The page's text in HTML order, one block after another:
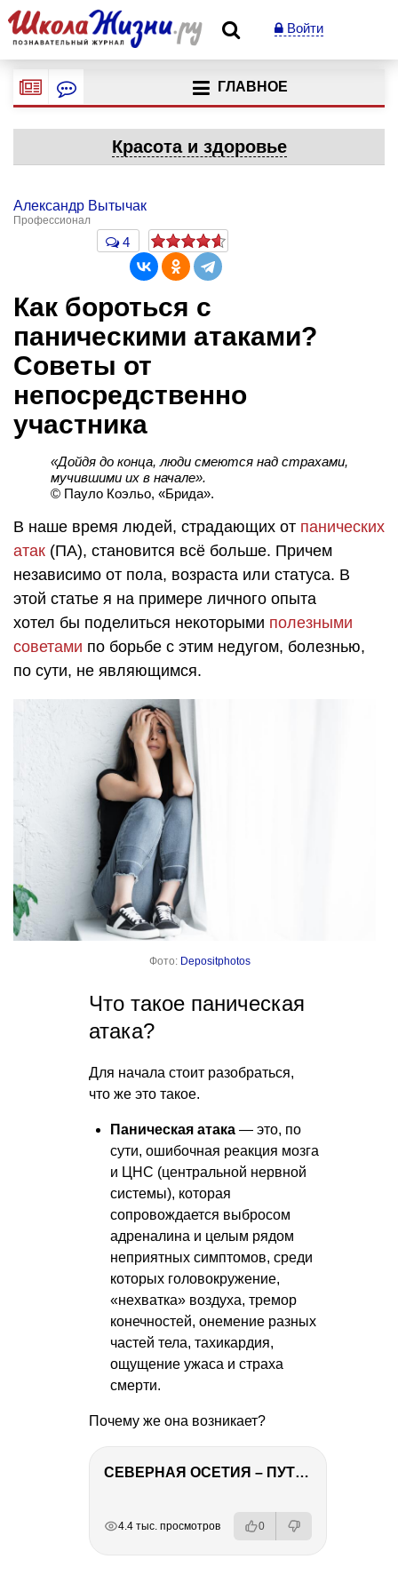
Войти
ГЛАВНОЕ
Красота и здоровье
Александр Вытычак
Профессионал
4
Как бороться с
паническими атаками?
Советы от
непосредственно
участника
«Дойдя до конца, люди смеются над страхами,
мучившими их в начале».
© Пауло Коэльо, «Брида».
В наше время людей, страдающих от панических
атак (ПА), становится всё больше. Причем
независимо от пола, возраста или статуса. В
этой статье я на примере личного опыта
хотел бы поделиться некоторыми полезными
советами по борьбе с этим недугом, болезнью,
по сути, не являющимся.
Фото: Depositphotos
Что такое паническая
атака?
Для начала стоит разобраться,
что же это такое.
Паническая атака — это, по
сути, ошибочная реакция мозга
и ЦНС (центральной нервной
системы), которая
сопровождается выбросом
адреналина и целым рядом
неприятных симптомов, среди
которых головокружение,
«нехватка» воздуха, тремор
конечностей, онемение разных
частей тела, тахикардия,
ощущение ужаса и страха
смерти.
Почему же она возникает?
СЕВЕРНАЯ ОСЕТИЯ – ПУТЕШЕСТВИЕ НА КАВКАЗ часть 4
4.4 тыс. просмотров 0